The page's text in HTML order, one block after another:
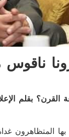
بقلم
بها المتظاهرون